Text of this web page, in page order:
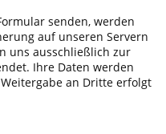
senden, werden
auf unseren Servern
uns ausschließlich zur
Ihre Daten werden
an Dritte erfolgt